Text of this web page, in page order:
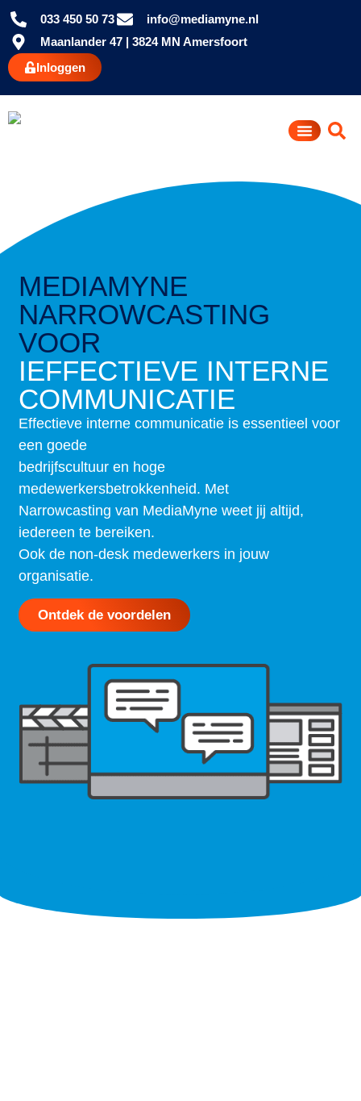
033 450 50 73
info@mediamyne.nl
Maanlander 47 | 3824 MN Amersfoort
Inloggen
MEDIAMYNE
NARROWCASTING
VOOR
IEFFECTIEVE INTERNE
COMMUNICATIE
Effectieve interne communicatie is essentieel voor
een goede
bedrijfscultuur en hoge
medewerkersbetrokkenheid. Met
Narrowcasting van MediaMyne weet jij altijd,
iedereen te bereiken.
Ook de non-desk medewerkers in jouw
organisatie.
Ontdek de voordelen